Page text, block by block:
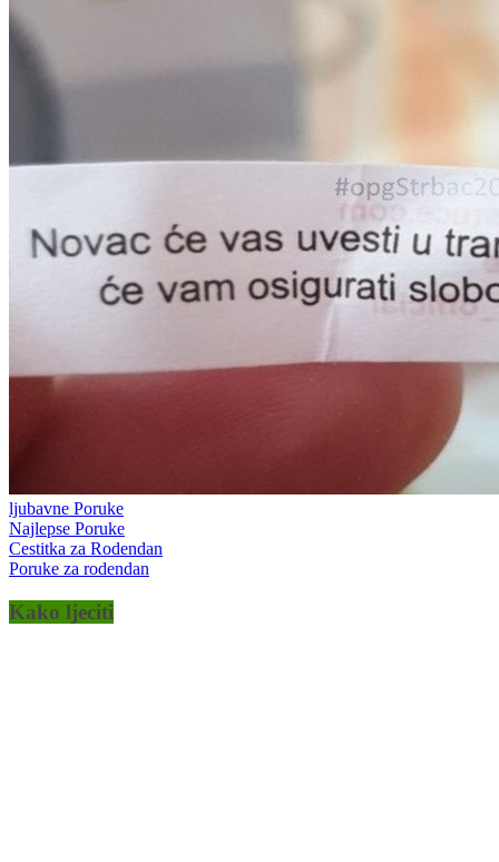
ljubavne Poruke
Najlepse Poruke
Cestitka za Rodendan
Poruke za rodendan
Kako ljeciti